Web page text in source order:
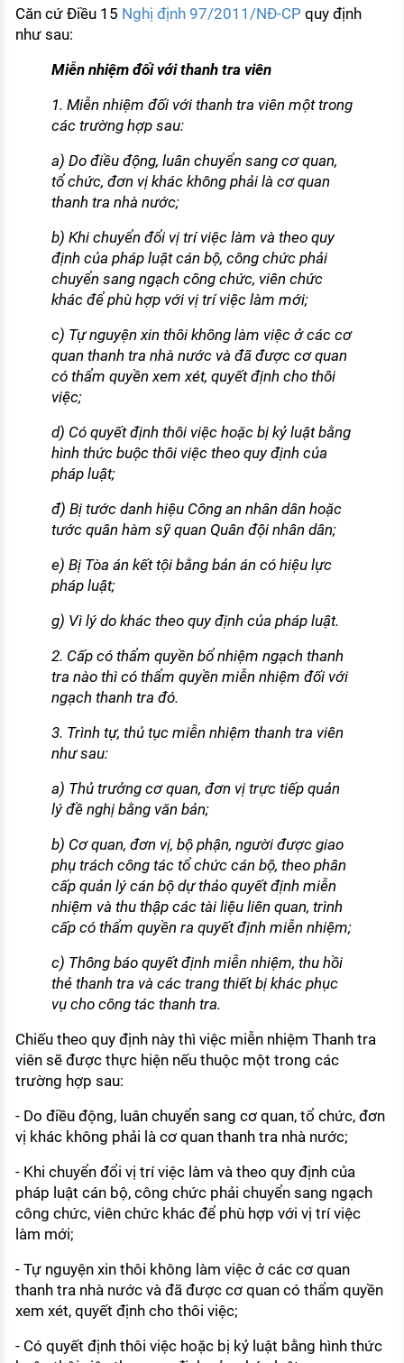
TUYỂN DỤNG VIỆC LÀM
Căn cứ Điều 15 Nghị định 97/2011/NĐ-CP quy định
như sau:
Miễn nhiệm đối với thanh tra viên
1. Miễn nhiệm đối với thanh tra viên một trong
các trường hợp sau:
a) Do điều động, luân chuyển sang cơ quan,
tổ chức, đơn vị khác không phải là cơ quan
thanh tra nhà nước;
b) Khi chuyển đổi vị trí việc làm và theo quy
định của pháp luật cán bộ, công chức phải
chuyển sang ngạch công chức, viên chức
khác để phù hợp với vị trí việc làm mới;
c) Tự nguyện xin thôi không làm việc ở các cơ
quan thanh tra nhà nước và đã được cơ quan
có thẩm quyền xem xét, quyết định cho thôi
việc;
d) Có quyết định thôi việc hoặc bị kỷ luật bằng
hình thức buộc thôi việc theo quy định của
pháp luật;
đ) Bị tước danh hiệu Công an nhân dân hoặc
tước quân hàm sỹ quan Quân đội nhân dân;
e) Bị Tòa án kết tội bằng bản án có hiệu lực
pháp luật;
g) Vì lý do khác theo quy định của pháp luật.
2. Cấp có thẩm quyền bổ nhiệm ngạch thanh
tra nào thì có thẩm quyền miễn nhiệm đối với
ngạch thanh tra đó.
3. Trình tự, thủ tục miễn nhiệm thanh tra viên
như sau:
a) Thủ trưởng cơ quan, đơn vị trực tiếp quản
lý đề nghị bằng văn bản;
b) Cơ quan, đơn vị, bộ phận, người được giao
phụ trách công tác tổ chức cán bộ, theo phân
cấp quản lý cán bộ dự thảo quyết định miễn
nhiệm và thu thập các tài liệu liên quan, trình
cấp có thẩm quyền ra quyết định miễn nhiệm;
c) Thông báo quyết định miễn nhiệm, thu hồi
thẻ thanh tra và các trang thiết bị khác phục
vụ cho công tác thanh tra.
Chiếu theo quy định này thì việc miễn nhiệm Thanh tra
viên sẽ được thực hiện nếu thuộc một trong các
trường hợp sau:
- Do điều động, luân chuyển sang cơ quan, tổ chức, đơn
vị khác không phải là cơ quan thanh tra nhà nước;
- Khi chuyển đổi vị trí việc làm và theo quy định của
pháp luật cán bộ, công chức phải chuyển sang ngạch
công chức, viên chức khác để phù hợp với vị trí việc
làm mới;
- Tự nguyện xin thôi không làm việc ở các cơ quan
thanh tra nhà nước và đã được cơ quan có thẩm quyền
xem xét, quyết định cho thôi việc;
- Có quyết định thôi việc hoặc bị kỷ luật bằng hình thức